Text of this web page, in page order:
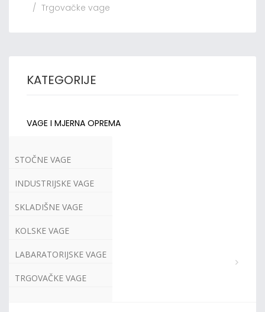
Trgovačke vage
KATEGORIJE
VAGE I MJERNA OPREMA
STOČNE VAGE
INDUSTRIJSKE VAGE
SKLADIŠNE VAGE
KOLSKE VAGE
LABARATORIJSKE VAGE
TRGOVAČKE VAGE